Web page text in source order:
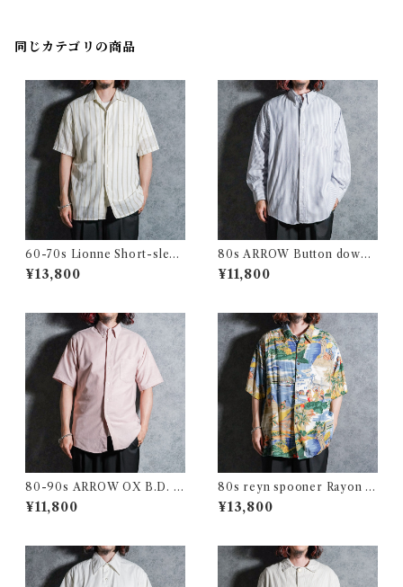
同じカテゴリの商品
60-70s Lionne Short-sleev
e Stripe Shirts フランス製 半
袖 ストライプ シャツ
¥13,800
80s ARROW Button down
Oxford Shirts アロー ボタン
ダウン オックスフォード シャ
¥11,800
80-90s ARROW OX B.D. S
hirts アロー オックスフォー
ド 半袖 ボタンダウン シャツ
¥11,800
80s reyn spooner Rayon Al
oha Shirts レインスプーナー
レーヨン アロハシャツ
¥13,800